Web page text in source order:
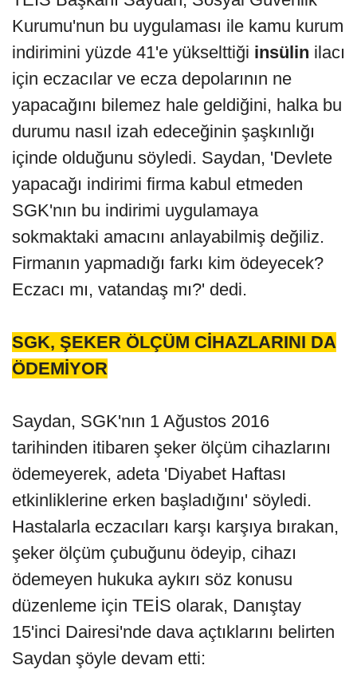
Kurumu'nun bu uygulaması ile kamu kurum
indirimini yüzde 41'e yükselttiği insülin ilacı
için eczacılar ve ecza depolarının ne
yapacağını bilemez hale geldiğini, halka bu
durumu nasıl izah edeceğinin şaşkınlığı
içinde olduğunu söyledi. Saydan, 'Devlete
yapacağı indirimi firma kabul etmeden
SGK'nın bu indirimi uygulamaya
sokmaktaki amacını anlayabilmiş değiliz.
Firmanın yapmadığı farkı kim ödeyecek?
Eczacı mı, vatandaş mı?' dedi.
SGK, ŞEKER ÖLÇÜM CİHAZLARINI DA
ÖDEMİYOR
Saydan, SGK'nın 1 Ağustos 2016
tarihinden itibaren şeker ölçüm cihazlarını
ödemeyerek, adeta 'Diyabet Haftası
etkinliklerine erken başladığını' söyledi.
Hastalarla eczacıları karşı karşıya bırakan,
şeker ölçüm çubuğunu ödeyip, cihazı
ödemeyen hukuka aykırı söz konusu
düzenleme için TEİS olarak, Danıştay
15'inci Dairesi'nde dava açtıklarını belirten
Saydan şöyle devam etti: